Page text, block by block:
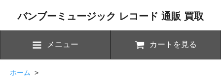
バンブーミュージック レコード 通販 買取
メニュー カートを見る
ホーム >